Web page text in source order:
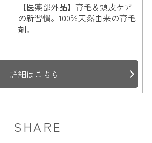
【医薬部外品】育毛＆頭皮ケア
の新習慣。100％天然由来の育毛
剤。
詳細はこちら
SHARE